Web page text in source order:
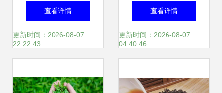
福海茶厂勐海七子
饼与玉润女儿茶探
查看详情
更新时间：2026-08-07
22:22:43
心独运的醒茶之
器，收藏与品味的
查看详情
更新时间：2026-08-07
04:40:46